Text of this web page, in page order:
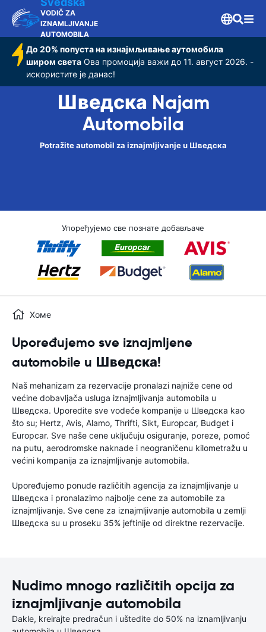
VODIČ ZA
IZNAMLJIVANJE
AUTOMOBILA
До 20% попуста на изнајмљивање аутомобила
широм света Ова промоција важи до 11. август 2026. -
искористите је данас!
Шведска Najam
Automobila
Potražite automobil za iznajmljivanje u Шведска
Упоређујемо све познате добављаче
Хоме
Upoređujemo sve iznajmljene
automobile u Шведска!
Naš mehanizam za rezervacije pronalazi najniže cene od
većine dobavljača usluga iznajmljivanja automobila u
Шведска. Uporedite sve vodeće kompanije u Шведска kao
što su; Hertz, Avis, Alamo, Thrifti, Sikt, Europcar, Budget i
Europcar. Sve naše cene uključuju osiguranje, poreze, pomoć
na putu, aerodromske naknade i neograničenu kilometražu u
većini kompanija za iznajmljivanje automobila.
Upoređujemo ponude različitih agencija za iznajmljivanje u
Шведска i pronalazimo najbolje cene za automobile za
iznajmljivanje. Sve cene za iznajmljivanje automobila u zemlji
Шведска su u proseku 35% jeftinije od direktne rezervacije.
Nudimo mnogo različitih opcija za
iznajmljivanje automobila
Dakle, kreirajte predračun i uštedite do 50% na iznamljivanju